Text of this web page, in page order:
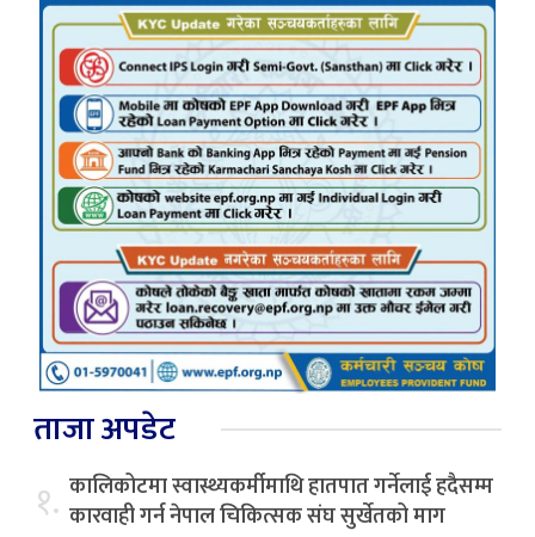
ताजा अपडेट
१. कालिकोटमा स्वास्थ्यकर्मीमाथि हातपात गर्नेलाई हदैसम्म
कारवाही गर्न नेपाल चिकित्सक संघ सुर्खेतको माग